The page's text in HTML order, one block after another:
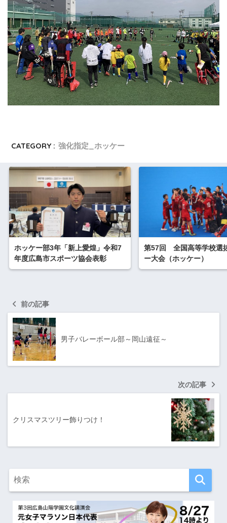
CATEGORY : 強化指定_ホッケー
ホッケー部3年「新上愛煌」令和7
年度広島市スポーツ協会表彰
第57回 全国高等学校選
ー大会（ホッケー）
前の記事
男子バレーボール部～岡山遠征～
次の記事
クリスマスツリー飾りつけ！